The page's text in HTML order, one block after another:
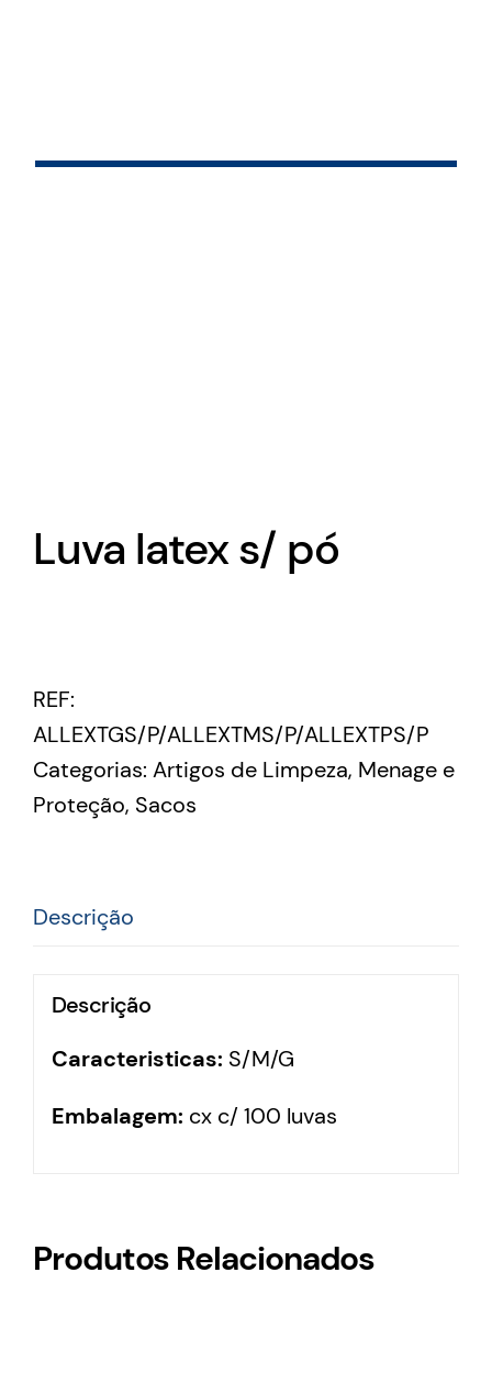
Luva latex s/ pó
REF:
ALLEXTGS/P/ALLEXTMS/P/ALLEXTPS/P
Categorias: Artigos de Limpeza, Menage e
Proteção, Sacos
Descrição
Descrição
Caracteristicas: S/M/G
Embalagem: cx c/ 100 luvas
Produtos Relacionados